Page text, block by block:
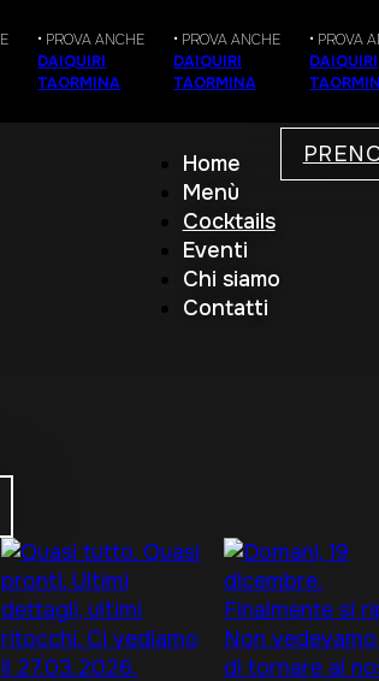
• PROVA ANCHE
DAIQUIRI
TAORMINA
• PROVA ANCHE
DAIQUIRI
TAORMINA
• PROVA
DAIQUIRI
Home
Menù
Cocktails
Eventi
Chi siamo
Contatti